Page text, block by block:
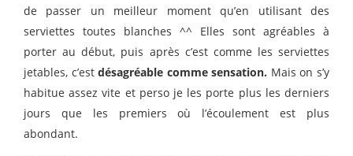
de passer un meilleur moment qu’en utilisant des
serviettes toutes blanches ^^ Elles sont agréables à
porter au début, puis après c’est comme les serviettes
jetables, c’estdésagréable comme sensation. Mais on s’y
habitue assez vite et perso je les porte plus les derniers
jours que les premiers où l’écoulement est plus
abondant.